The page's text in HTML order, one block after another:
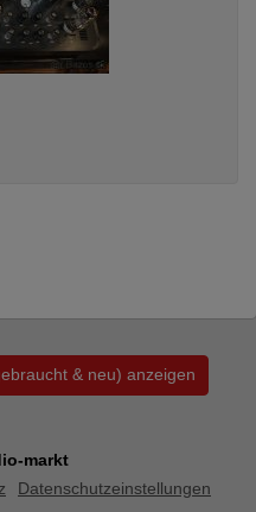
& neu) anzeigen
markt
Datenschutzeinstellungen